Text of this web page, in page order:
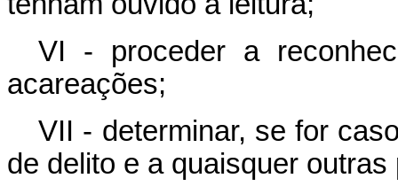
VI - proceder a
acareações;
VII - determinar, se for
de delito e a quaisquer